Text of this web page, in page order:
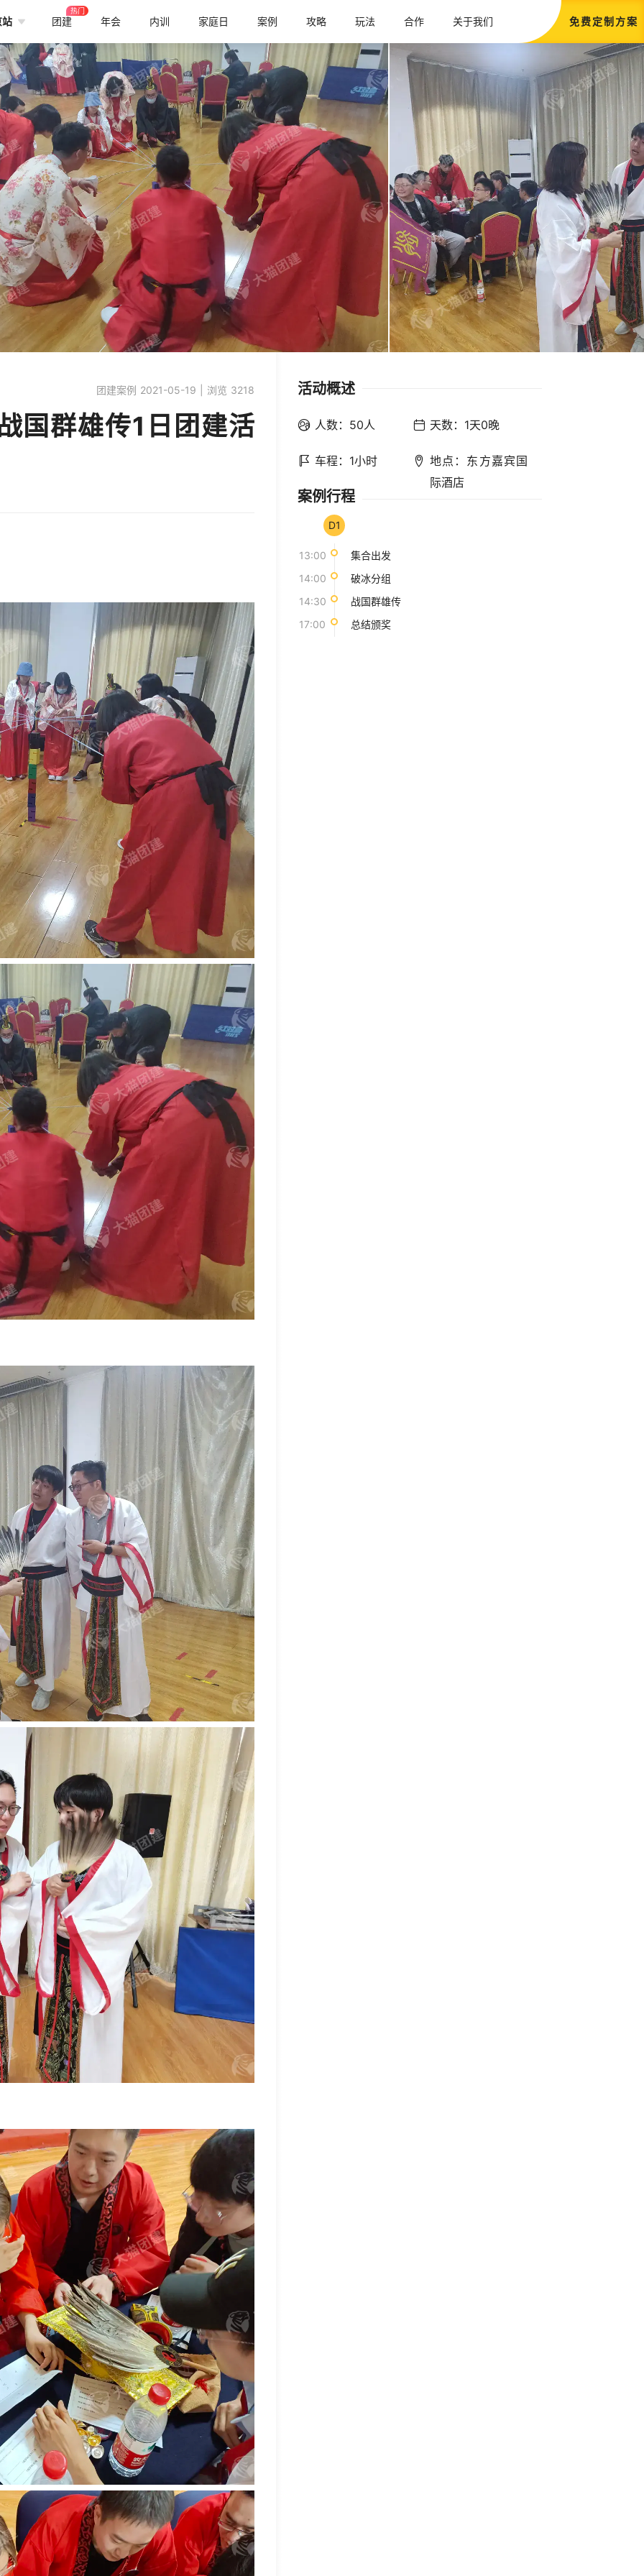
站 团建
热门
年会 内训 家庭日 案例 攻略 玩法 合作 关于我们 免费定制 方案
团建案例 2021-05-19 | 浏览 3218
国群雄传1日团建活
活动概述
人数：50人 天数：1天0晚
车程：1小时
地点：东方嘉宾国
际酒店
案例行程
D1
13:00
集合出发
14:00
破冰分组
14:30
战国群雄传
17:00
总结颁奖